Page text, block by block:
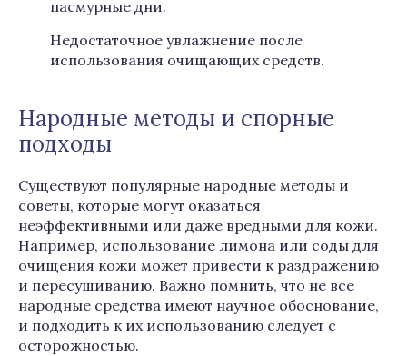
пасмурные дни.
Недостаточное увлажнение после
использования очищающих средств.
Народные методы и спорные
подходы
Существуют популярные народные методы и
советы, которые могут оказаться
неэффективными или даже вредными для кожи.
Например, использование лимона или соды для
очищения кожи может привести к раздражению
и пересушиванию. Важно помнить, что не все
народные средства имеют научное обоснование,
и подходить к их использованию следует с
осторожностью.